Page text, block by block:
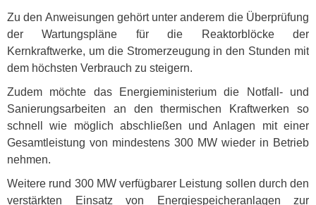
Zu den Anweisungen gehört unter anderem die Überprüfung
der Wartungspläne für die Reaktorblöcke der
Kernkraftwerke, um die Stromerzeugung in den Stunden mit
dem höchsten Verbrauch zu steigern.
Zudem möchte das Energieministerium die Notfall- und
Sanierungsarbeiten an den thermischen Kraftwerken so
schnell wie möglich abschließen und Anlagen mit einer
Gesamtleistung von mindestens 300 MW wieder in Betrieb
nehmen.
Weitere rund 300 MW verfügbarer Leistung sollen durch den
verstärkten Einsatz von Energiespeicheranlagen zur